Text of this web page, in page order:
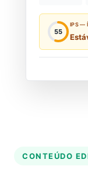
55
IPS —
CONTEÚDO